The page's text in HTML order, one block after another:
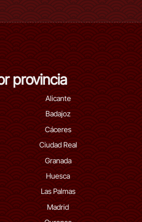
provincia
Alicante
Badajoz
Cáceres
Ciudad Real
Granada
Huesca
Las Palmas
Madrid